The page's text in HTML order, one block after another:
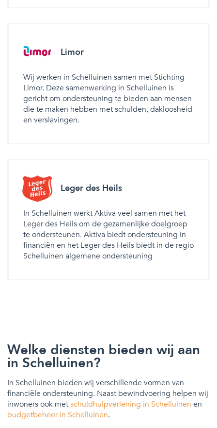
Limor
Wij werken in Schelluinen samen met Stichting
Limor. Deze samenwerking in Schelluinen is
gericht om ondersteuning te bieden aan mensen
die te maken hebben met schulden, dakloosheid
en verslavingen.
Leger des Heils
In Schelluinen werkt Aktiva veel samen met het
Leger des Heils om de gezamenlijke doelgroep
te ondersteunen. Aktiva biedt ondersteuning in
financiën en het Leger des Heils biedt in de regio
Schelluinen algemene ondersteuning
Welke diensten bieden wij aan
in Schelluinen?
In Schelluinen bieden wij verschillende vormen van
financiële ondersteuning. Naast bewindvoering helpen wij
inwoners ook metschuldhulpverlening in Schelluinen en
budgetbeheer in Schelluinen.